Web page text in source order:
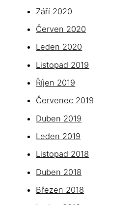
Září 2020
Červen 2020
Leden 2020
Listopad 2019
Říjen 2019
Červenec 2019
Duben 2019
Leden 2019
Listopad 2018
Duben 2018
Březen 2018